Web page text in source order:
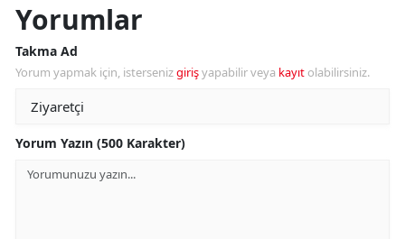
Yorumlar
Takma Ad
Yorum yapmak için, istersenizgirişyapabilir veya kayıt olabilirsiniz.
Yorum Yazın (500 Karakter)